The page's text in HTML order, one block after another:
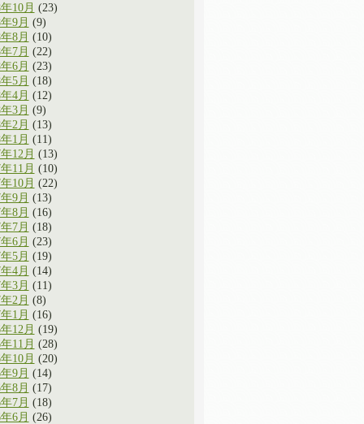
10月 (23)
9月 (9)
8月 (10)
7月 (22)
6月 (23)
5月 (18)
4月 (12)
3月 (9)
2月 (13)
1月 (11)
12月 (13)
11月 (10)
10月 (22)
9月 (13)
8月 (16)
7月 (18)
6月 (23)
5月 (19)
4月 (14)
3月 (11)
2月 (8)
1月 (16)
12月 (19)
11月 (28)
10月 (20)
9月 (14)
8月 (17)
7月 (18)
6月 (26)